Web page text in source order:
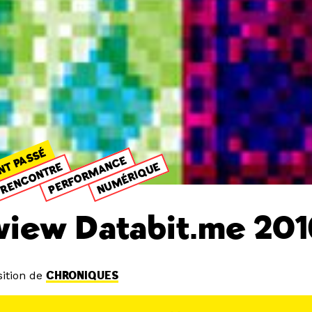
PASSÉPERFORMANCENUMÉRIQUE
Databit.me
deCHRONIQUES